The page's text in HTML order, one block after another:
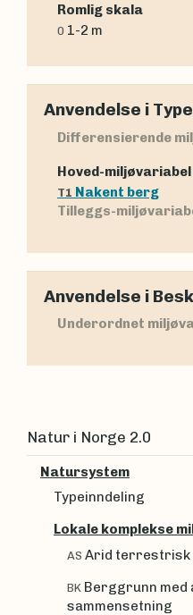
Romlig skala
0 1-2 m
Anvendelse i
Differensierende
Hoved-
T1 Nakent berg
Tilleggs-
Anvendelse i
Underordnet
Natur i Norge 2.0
Natursystem
Typeinndeling
Lokale komplekse
AS Arid terrestrisk
BK Berggrunn med
sammensetning